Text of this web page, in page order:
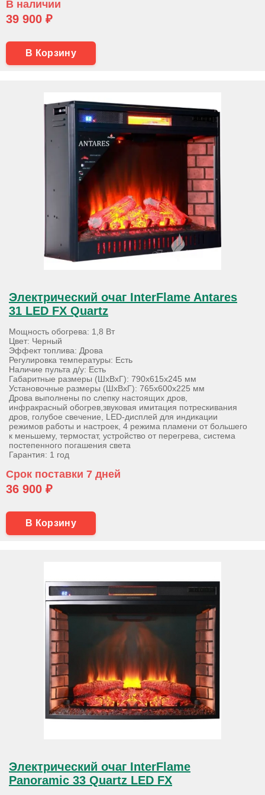
В наличии
39 900 ₽
В Корзину
Электрический очаг InterFlame Antares
31 LED FX Quartz
Мощность обогрева: 1,8 Вт
Цвет: Черный
Эффект топлива: Дрова
Регулировка температуры: Есть
Наличие пульта д/у: Есть
Габаритные размеры (ШхВхГ): 790х615х245 мм
Установочные размеры (ШхВхГ): 765х600х225 мм
Дрова выполнены по слепку настоящих дров,
инфракрасный обогрев,звуковая имитация потрескивания
дров, голубое свечение, LED-дисплей для индикации
режимов работы и настроек, 4 режима пламени от большего
к меньшему, термостат, устройство от перегрева, система
постепенного погашения света
Гарантия: 1 год
Срок поставки 7 дней
36 900 ₽
В Корзину
Электрический очаг InterFlame
Panoramic 33 Quartz LED FX